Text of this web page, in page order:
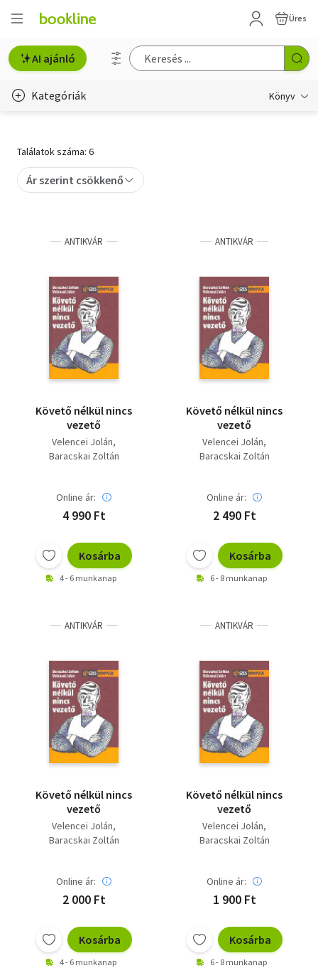
Üres
AI ajánló
Kategóriák Könyv
Gyermek- és ifjúsági
Szakkönyv
Szótár, nyelvkönyv
Tankönyv, segédkönyv
Társadalomtudomány
Természettudomány
Találatok száma: 6
Ár szerint csökkenő
ANTIKVÁR
Követő nélkül nincs
vezető
Velencei Jolán
Baracskai Zoltán
Online ár:
4 990 Ft
Kosárba
4 - 6 munkanap
ANTIKVÁR
Követő nélkül nincs
vezető
Velencei Jolán
Baracskai Zoltán
Online ár:
2 490 Ft
Kosárba
6 - 8 munkanap
ANTIKVÁR
Követő nélkül nincs
vezető
Velencei Jolán
Baracskai Zoltán
Online ár:
2 000 Ft
Kosárba
4 - 6 munkanap
ANTIKVÁR
Követő nélkül nincs
vezető
Velencei Jolán
Baracskai Zoltán
Online ár:
1 900 Ft
Kosárba
6 - 8 munkanap